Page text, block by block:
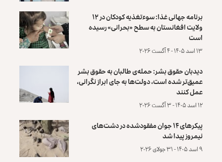
برنامه جهانی غذا: سوءتغذیه کودکان در ۱۲
ولایت افغانستان به سطح «بحرانی» رسیده
است
۱۳ اسد ۱۴۰۵ - ۴ آگست ۲۰۲۶
دیدبان حقوق بشر: حمله‌ی طالبان به حقوق بشر
عمیق‌تر شده است، دولت‌ها به جای ابراز نگرانی،
عمل کنند
۱۲ اسد ۱۴۰۵ - ۳ آگست ۲۰۲۶
پیکرهای ۱۴ جوان مفقودشده در دشت‌های
نیمروز پیدا شد
۹ اسد ۱۴۰۵ - ۳۱ جولای ۲۰۲۶